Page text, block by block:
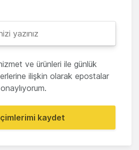
ve ürünleri ile günlük
ilişkin olarak epostalar
kaydet